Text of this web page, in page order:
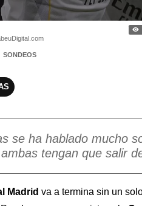
SONDEOS
se ha hablado mucho
tengan que salir
Madrid va a termina sin un